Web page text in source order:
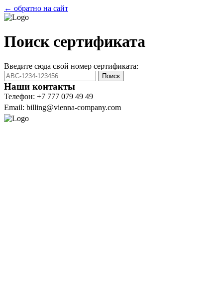
← обратно на сайт
Поиск сертификата
Введите сюда свой номер сертификата:
Поиск
Наши контакты
Телефон: +7 777 079 49 49
Email: billing@vienna-company.com